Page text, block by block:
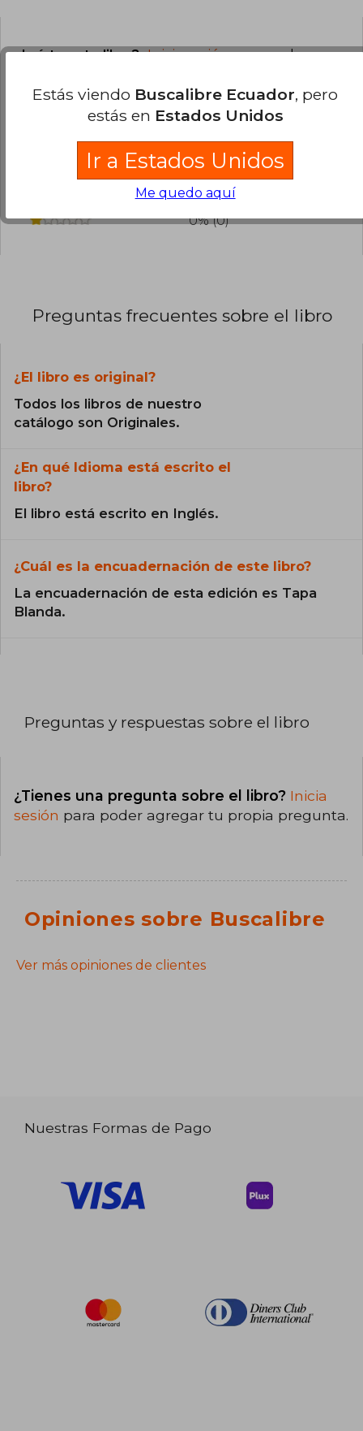
¿Leíste este libro? Inicia sesiónpara poder
0% (0)
0% (0)
0% (0)
0% (0)
0% (0)
Preguntas frecuentes sobre el libro
¿El libro es original?
Todos los libros de nuestro
catálogo son Originales.
¿En qué Idioma está escrito el
libro?
El libro está escrito en Inglés.
¿Cuál es la encuadernación de este libro?
La encuadernación de esta edición es Tapa
Blanda.
Preguntas y respuestas sobre el libro
¿Tienes una pregunta sobre el libro? Inicia
sesión para poder agregar tu propia pregunta.
Opiniones sobre Buscalibre
Ver más opiniones de clientes
Nuestras Formas de Pago
Estás viendo Buscalibre Ecuador, pero
estás en Estados Unidos
Ir a Estados Unidos
Me quedo aquí